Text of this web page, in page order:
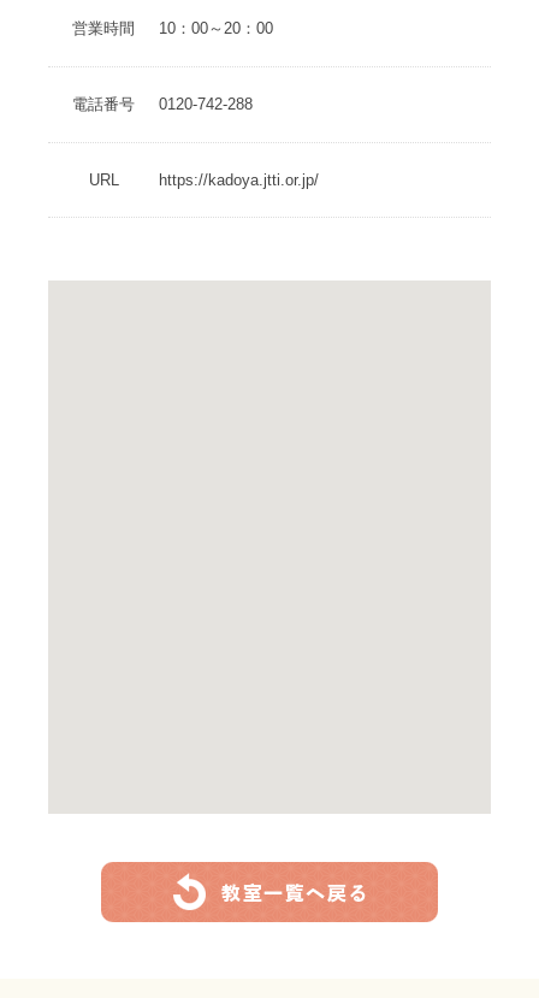
営業時間 10：00～20：00
電話番号 0120-742-288
URL https://kadoya.jtti.or.jp/